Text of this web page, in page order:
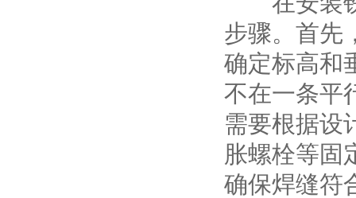
步骤。首先
确定标高和
不在一条平
需要根据设
胀螺栓等固
确保焊缝符